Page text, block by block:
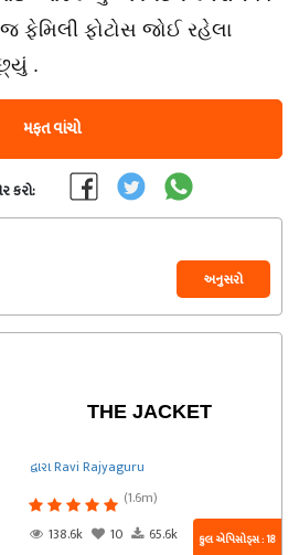
જ ફેમિલી ફોટોસ જોઈ રહેલા
.
મફત વાંચો
કરો:
અનુસરો
THE JACKET
દ્વારા Ravi Rajyaguru
(1.6m)
138.6k
10 65.6k કુલ એપિસોડ્સ : 18